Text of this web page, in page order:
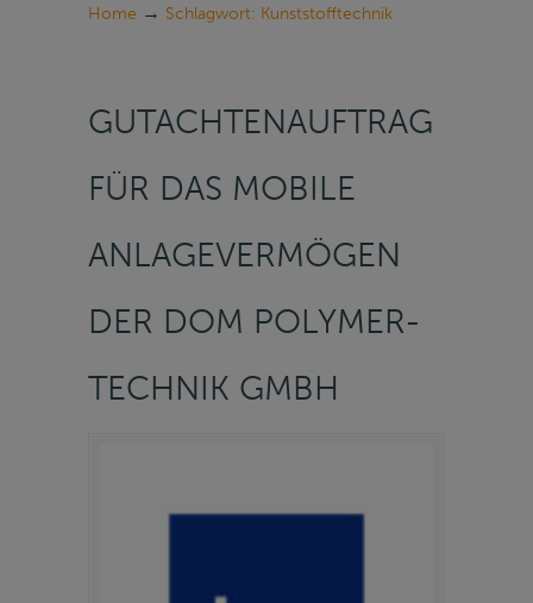
Home → Schlagwort: Kunststofftechnik
GUTACHTENAUFTRAG
FÜR DAS MOBILE
ANLAGEVERMÖGEN
DER DOM POLYMER-
TECHNIK GMBH